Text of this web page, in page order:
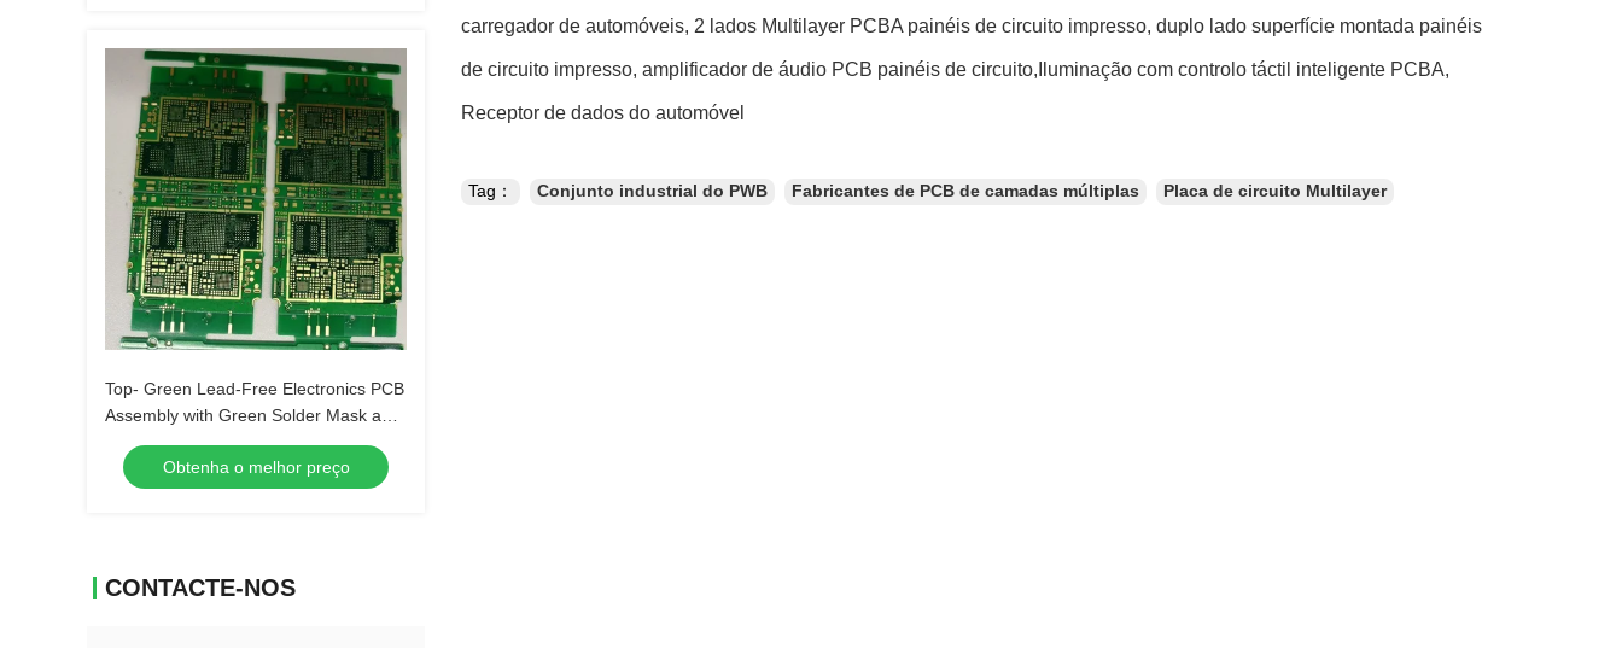
Top- Green Lead-Free Electronics PCB
Assembly with Green Solder Mask and
Biggest Panel Size 610mm*508mm
Obtenha o melhor preço
CONTACTE-NOS
carregador de automóveis, 2 lados Multilayer PCBA painéis de circuito impresso, duplo lado superfície montada painéis
de circuito impresso, amplificador de áudio PCB painéis de circuito,Iluminação com controlo táctil inteligente PCBA,
Receptor de dados do automóvel
Tag： Conjunto industrial do PWB Fabricantes de PCB de camadas múltiplas Placa de circuito Multilayer